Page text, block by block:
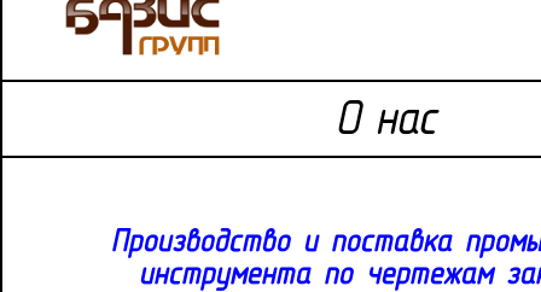
О нас
Производство и поставка
инструмента по чертежам